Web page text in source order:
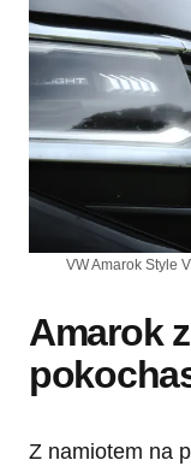
VW Amarok Style
Amarok
Z namiotem na